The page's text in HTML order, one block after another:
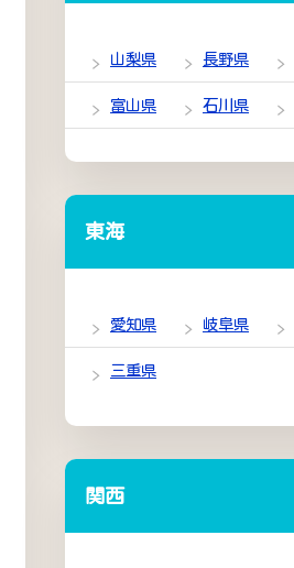
山梨県 長野県
富山県 石川県
東海
愛知県 岐阜県
三重県
関西